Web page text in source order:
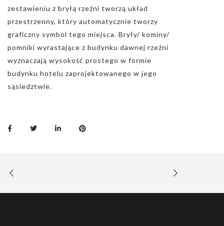
zestawieniu z bryłą rzeźni tworzą układ
przestrzenny, który automatycznie tworzy
graficzny symbol tego miejsca. Bryły/ kominy/
pomniki wyrastające z budynku dawnej rzeźni
wyznaczają wysokość prostego w formie
budynku hotelu zaprojektowanego w jego
sąsiedztwie.